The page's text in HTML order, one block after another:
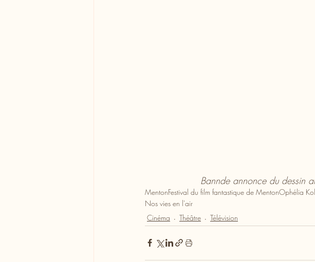
Bannde annonce du dessin
MentonFestival du film fantastique de MentonOphélia
Nos vies en l'air
Cinéma
Théâtre Télévision